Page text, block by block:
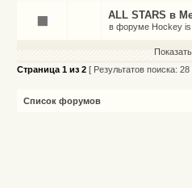
ALL STARS в
в форуме Hockey is
Страница 1 из 2 [ Результатов поиска: 28
Список форумов